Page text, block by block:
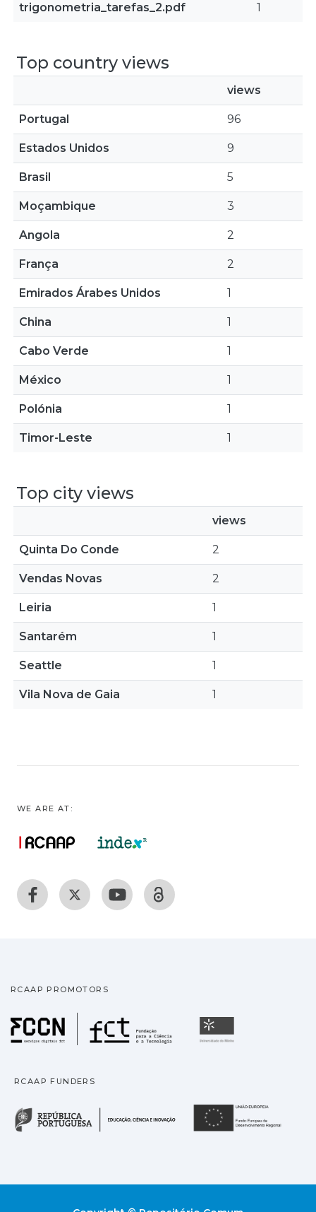
trigonometria_tarefas_2.pdf 1
Top country views
views
Portugal 96
Estados Unidos 9
Brasil 5
Moçambique 3
Angola 2
França 2
Emirados Árabes Unidos 1
China 1
Cabo Verde 1
México 1
Polónia 1
Timor-Leste 1
Top city views
views
Quinta Do Conde 2
Vendas Novas 2
Leiria 1
Santarém 1
Seattle 1
Vila Nova de Gaia 1
WE ARE AT:
RCAAP PROMOTORS
Fundação para a
RCAAP FUNDERS
República Portuguesa